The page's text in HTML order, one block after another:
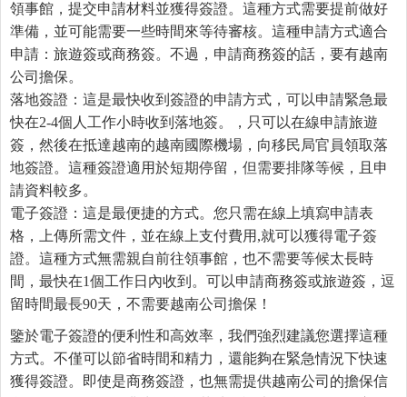
領事館，提交申請材料並獲得簽證。這種方式需要提前做好
準備，並可能需要一些時間來等待審核。這種申請方式適合
申請：旅遊簽或商務簽。不過，申請商務簽的話，要有越南
公司擔保。
落地簽證：這是最快收到簽證的申請方式，可以申請緊急最
快在2-4個人工作小時收到落地簽。，只可以在線申請旅遊
簽，然後在抵達越南的越南國際機場，向移民局官員領取落
地簽證。這種簽證適用於短期停留，但需要排隊等候，且申
請資料較多。
電子簽證：這是最便捷的方式。您只需在線上填寫申請表
格，上傳所需文件，並在線上支付費用,就可以獲得電子簽
證。這種方式無需親自前往領事館，也不需要等候太長時
間，最快在1個工作日內收到。可以申請商務簽或旅遊簽，逗
留時間最長90天，不需要越南公司擔保！
鑒於電子簽證的便利性和高效率，我們強烈建議您選擇這種
方式。不僅可以節省時間和精力，還能夠在緊急情況下快速
獲得簽證。即使是商務簽證，也無需提供越南公司的擔保信